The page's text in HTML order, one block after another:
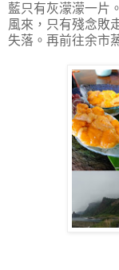
藍只有灰濛濛一片
風來，只有殘念敗
失落。再前往余市